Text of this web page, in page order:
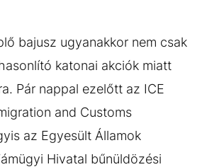
bajusz ugyanakkor nem csak
katonai akciók miatt
Pár nappal ezelőtt az ICE
and Customs
az Egyesült Államok
Hivatal bűnüldözési